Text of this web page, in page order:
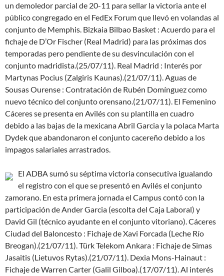
un demoledor parcial de 20-11 para sellar la victoria ante el
público congregado en el FedEx Forum que llevó en volandas al
conjunto de Memphis. Bizkaia Bilbao Basket : Acuerdo para el
fichaje de D’Or Fischer (Real Madrid) para las próximas dos
temporadas pero pendiente de su desvinculación con el
conjunto madridista.(25/07/11). Real Madrid : Interés por
Martynas Pocius (Zalgiris Kaunas).(21/07/11). Aguas de
Sousas Ourense : Contratación de Rubén Domínguez como
nuevo técnico del conjunto orensano.(21/07/11). El Femenino
Cáceres se presenta en Avilés con su plantilla en cuadro
debido a las bajas de la mexicana Abril Garcia y la polaca Marta
Dydek que abandonaron el conjunto cacereño debido a los
impagos salariales arrastrados.
El ADBA sumó su séptima victoria consecutiva igualando
el registro con el que se presentó en Avilés el conjunto
zamorano. En esta primera jornada el Campus contó con la
participación de Ander Garcia (escolta del Caja Laboral) y
David Gil (técnico ayudante en el conjunto vitoriano). Cáceres
Ciudad del Baloncesto : Fichaje de Xavi Forcada (Leche Río
Breogan).(21/07/11). Türk Telekom Ankara : Fichaje de Simas
Jasaitis (Lietuvos Rytas).(21/07/11). Dexia Mons-Hainaut :
Fichaje de Warren Carter (Galil Gilboa).(17/07/11). Al interés